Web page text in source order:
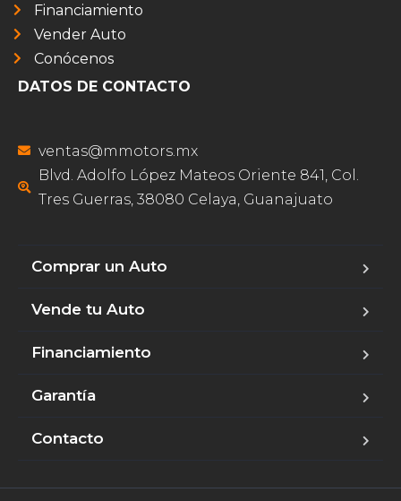
Financiamiento
Vender Auto
Conócenos
DATOS DE CONTACTO
ventas@mmotors.mx
Blvd. Adolfo López Mateos Oriente 841, Col.
Tres Guerras, 38080 Celaya, Guanajuato
Comprar un Auto
Vende tu Auto
Financiamiento
Garantía
Contacto